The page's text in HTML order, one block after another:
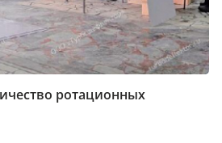
ротационных